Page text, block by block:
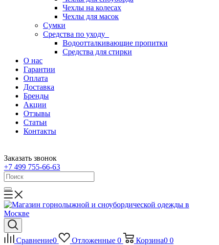
Чехлы на колесах
Чехлы для масок
Сумки
Средства по уходу
Водоотталкивающие пропитки
Средства для стирки
О нас
Гарантии
Оплата
Доставка
Бренды
Акции
Отзывы
Статьи
Контакты
Заказать звонок
+7 499 755-66-63
Сравнение0 Отложенные 0 Корзина0 0